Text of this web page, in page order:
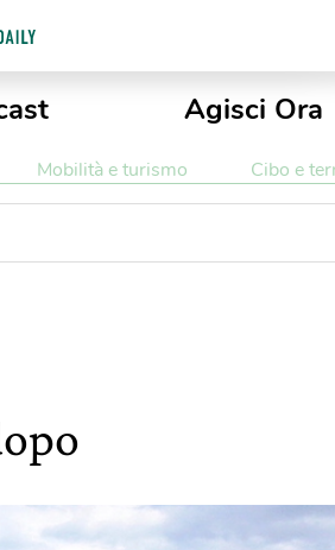
Agisci Ora
Mobilità e turismo Cibo e